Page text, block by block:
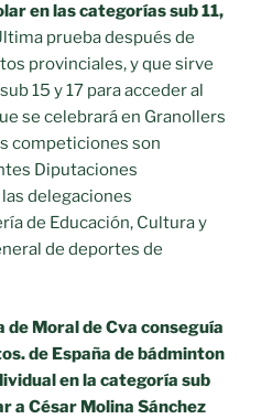
en las categorías sub 11,
prueba después de
provinciales, y que sirve
15 y 17 para acceder al
se celebrará en Granollers
competiciones son
Diputaciones
delegaciones
de Educación, Cultura y
de deportes de
de Moral de Cva conseguía
de España de bádminton
en la categoría sub
a César Molina Sánchez